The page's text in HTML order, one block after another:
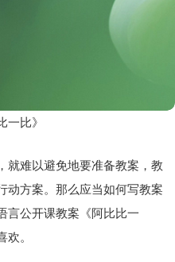
一比》
就难以避免地要准备教案，教
动方案。那么应当如何写教案
言公开课教案《阿比比一
欢。